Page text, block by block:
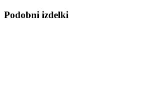
Podobni izdelki